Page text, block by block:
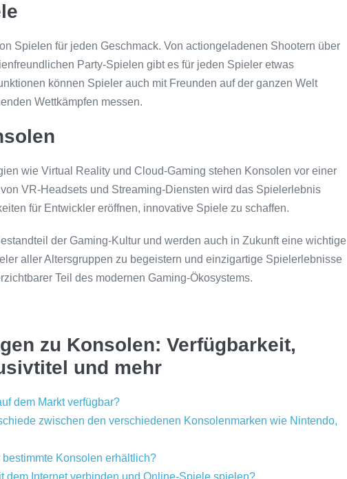
Spielen für jeden Geschmack. Von actiongeladenen Shootern über
Party-Spielen gibt es für jeden Spieler etwas
können Spieler auch mit Freunden auf der ganzen Welt
Wettkämpfen messen.
wie Virtual Reality und Cloud-Gaming stehen Konsolen vor einer
VR-Headsets und Streaming-Diensten wird das Spielerlebnis
für Entwickler eröffnen, innovative Spiele zu schaffen.
der Gaming-Kultur und werden auch in Zukunft eine wichtige
aller Altersgruppen zu begeistern und einzigartige Spielerlebnisse
Teil des modernen Gaming-Ökosystems.
zu Konsolen: Verfügbarkeit,
und mehr
dem Markt verfügbar?
zwischen den verschiedenen Konsolenmarken wie Nintendo,
Konsolen erhältlich?
dem Internet verbinden und Online-Spiele spielen?